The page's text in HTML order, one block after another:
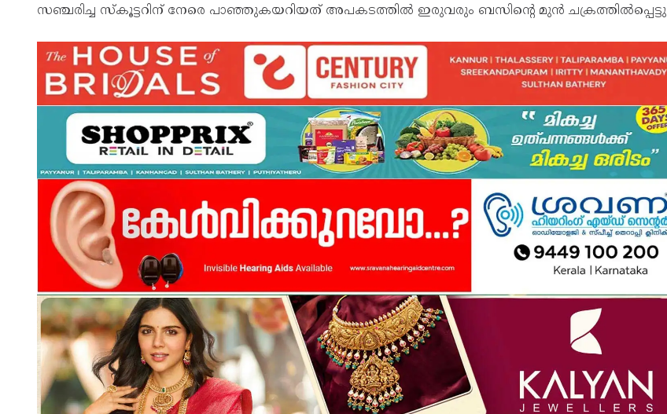
സഞ്ചരിച്ച സ്‌കൂട്ടറിന് നേരെ പാഞ്ഞുകയറിയത് അപകടത്തിൽ ഇരുവരും ബസിൻ്റെ മുൻ ചക്രത്തിൽപ്പെട്ടു